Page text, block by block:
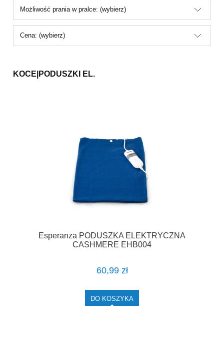
Możliwość prania w pralce: (wybierz)
Cena: (wybierz)
KOCE|PODUSZKI EL.
Esperanza PODUSZKA ELEKTRYCZNA
CASHMERE EHB004
60,99 zł
DO KOSZYKA